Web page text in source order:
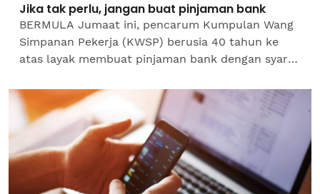
Jika tak perlu, jangan buat pinjaman bank
BERMULA Jumaat ini, pencarum Kumpulan Wang
Simpanan Pekerja (KWSP) berusia 40 tahun ke
atas layak membuat pinjaman bank dengan syarat
Akaun 2. Bank Simpanan...